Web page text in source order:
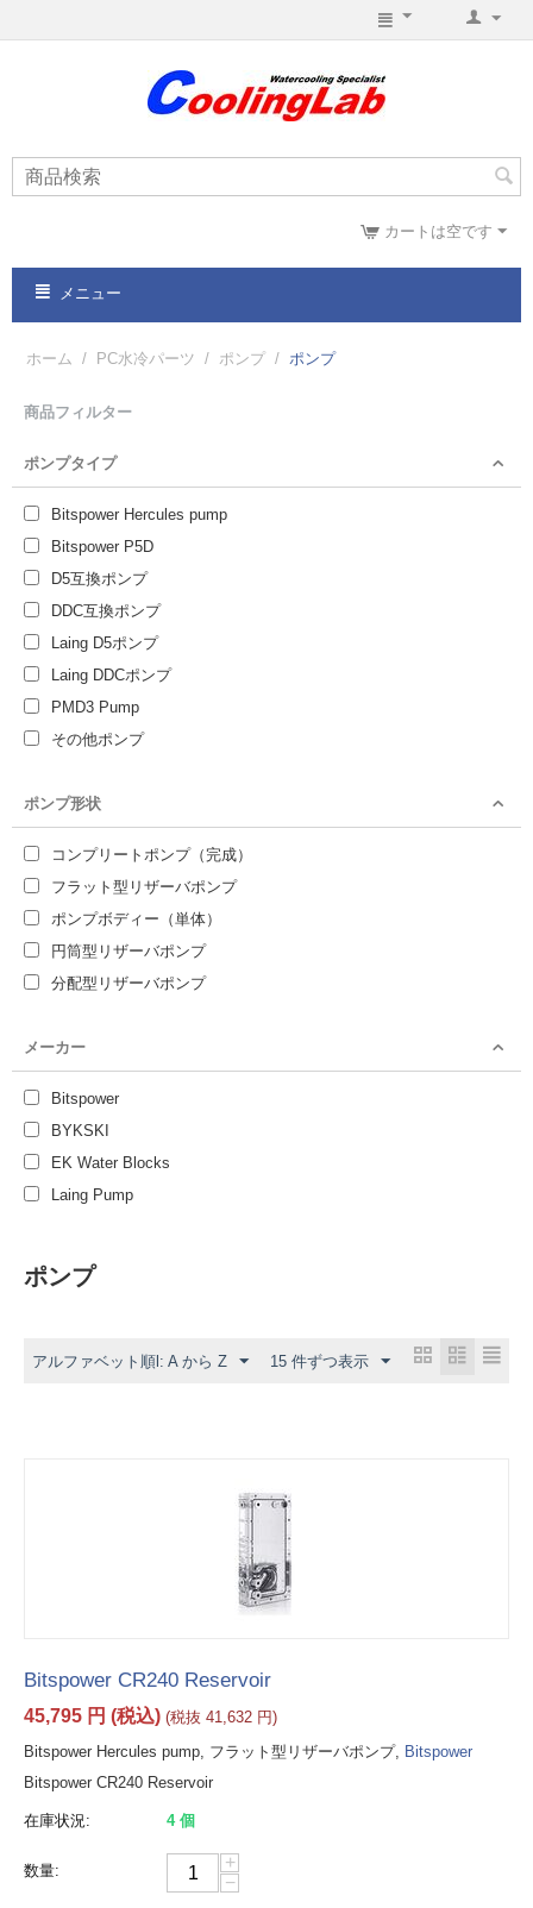
カートは空です
メニュー
ホーム / PC水冷パーツ / ポンプ / ポンプ
商品フィルター
ポンプタイプ
Bitspower Hercules pump
Bitspower P5D
D5互換ポンプ
DDC互換ポンプ
Laing D5ポンプ
Laing DDCポンプ
PMD3 Pump
その他ポンプ
ポンプ形状
コンプリートポンプ（完成）
フラット型リザーバポンプ
ポンプボディー（単体）
円筒型リザーバポンプ
分配型リザーバポンプ
メーカー
Bitspower
BYKSKI
EK Water Blocks
Laing Pump
ポンプ
アルファベット順l: A から Z 15 件ずつ表示
Bitspower CR240 Reservoir
45,795 円 (税込) (税抜 41,632 円)
Bitspower Hercules pump, フラット型リザーバポンプ, Bitspower
Bitspower CR240 Reservoir
在庫状況: 4 個
数量:
+
−